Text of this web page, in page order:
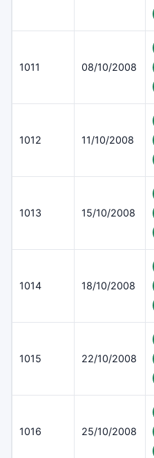
1011 08/10/2008
1012 11/10/2008
1013 15/10/2008
1014 18/10/2008
1015 22/10/2008
1016 25/10/2008